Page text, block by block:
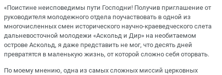
«Поистине неисповедимы пути Господни! Получив приглашение от
руководителя молодежного отдела поучаствовать в одной из
многочисленных смен исторического научно-краеведческого слета
дальневосточной молодежи «Аскольд и Дир» на необитаемом
острове Аскольд, я даже представить не мог, что десять дней
превратятся в маленькую жизнь, от которой сложно себя оторвать.
По моему мнению, одна из самых сложных миссий церковных